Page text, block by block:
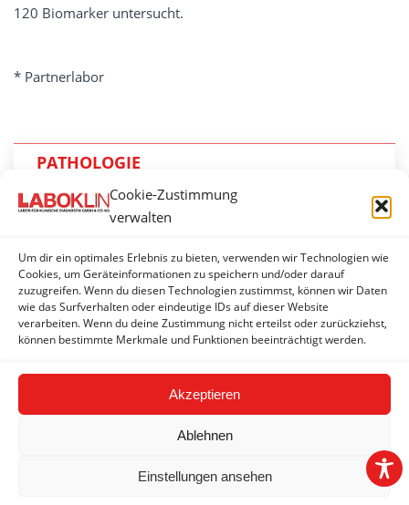
Cookie-Zustimmung
verwalten
Um dir ein optimales Erlebnis zu bieten, verwenden wir Technologien wie
Cookies, um Geräteinformationen zu speichern und/oder darauf
zuzugreifen. Wenn du diesen Technologien zustimmst, können wir Daten
wie das Surfverhalten oder eindeutige IDs auf dieser Website
verarbeiten. Wenn du deine Zustimmung nicht erteilst oder zurückziehst,
können bestimmte Merkmale und Funktionen beeinträchtigt werden.
Akzeptieren
Ablehnen
Einstellungen ansehen
120 Biomarker untersucht.
* Partnerlabor
PATHOLOGIE
Pathohistologie
Zytologie
Lymphozyten-Klonalität
Tumorgenetische Tests